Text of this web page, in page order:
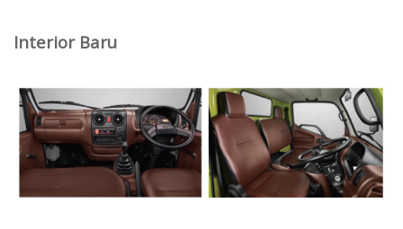
Interior Baru